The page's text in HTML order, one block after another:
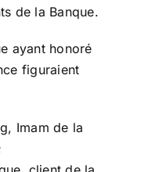
de la Banque.
ayant honoré
figuraient
Imam de la